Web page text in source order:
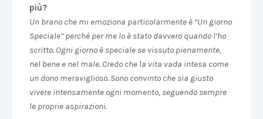
più?
Un brano che mi emoziona particolarmente è “Un giorno
Speciale” perché per me lo è stato davvero quando l’ho
scritto. Ogni giorno è speciale se vissuto pienamente,
nel bene e nel male. Credo che la vita vada intesa come
un dono meraviglioso. Sono convinto che sia giusto
vivere intensamente ogni momento, seguendo sempre
le proprie aspirazioni.